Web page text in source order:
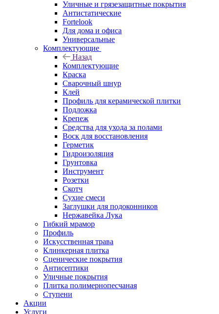
Уличные и грязезащитные покрытия
Антистатические
Fortelook
Для дома и офиса
Универсальные
Комплектующие
Назад
Комплектующие
Краска
Сварочный шнур
Клей
Профиль для керамической плитки
Подложка
Крепеж
Средства для ухода за полами
Воск для восстановления
Герметик
Гидроизоляция
Грунтовка
Инструмент
Розетки
Скотч
Сухие смеси
Заглушки для подоконников
Нержавейка Лука
Гибкий мрамор
Профиль
Искусственная трава
Клинкерная плитка
Сценические покрытия
Антисептики
Уличные покрытия
Плитка полимернопесчаная
Ступени
Акции
Услуги